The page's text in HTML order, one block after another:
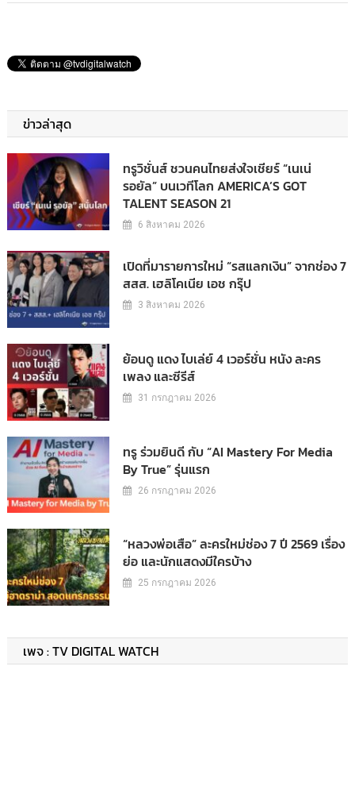
ข่าวล่าสุด
ทรูวิชั่นส์ ชวนคนไทยส่งใจเชียร์ “เนเน่
รอยัล” บนเวทีโลก AMERICA’S GOT
TALENT SEASON 21
6 สิงหาคม 2026
เปิดที่มารายการใหม่ “รสแลกเงิน” จากช่อง 7
สสส. เฮลิโคเนีย เอช กรุ๊ป
3 สิงหาคม 2026
ย้อนดู แดง ไบเล่ย์ 4 เวอร์ชั่น หนัง ละคร
เพลง และซีรีส์
31 กรกฎาคม 2026
ทรู ร่วมยินดี กับ “AI Mastery For Media
By True” รุ่นแรก
26 กรกฎาคม 2026
“หลวงพ่อเสือ” ละครใหม่ช่อง 7 ปี 2569 เรื่อง
ย่อ และนักแสดงมีใครบ้าง
25 กรกฎาคม 2026
เพจ : TV DIGITAL WATCH